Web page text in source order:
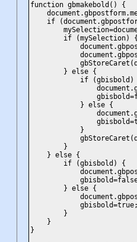
function gbmakebold() {
if
if (mySelection)
} else {
if (gbisbold)
} else {
}
}
} else {
if (gbisbold) {
} else {
}
}
}